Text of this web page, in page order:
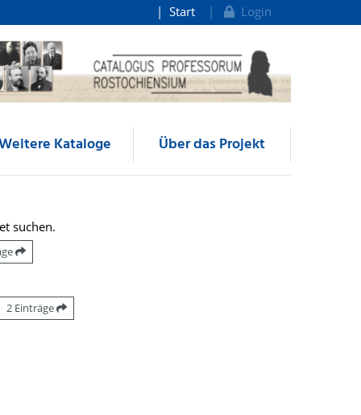
Start Login
Kataloge Über das Projekt
suchen.
2 Einträge